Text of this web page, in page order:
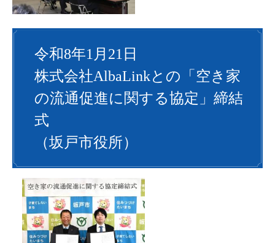
令和8年1月21日
株式会社AlbaLinkとの「空き家
の流通促進に関する協定」締結
式
（坂戸市役所）